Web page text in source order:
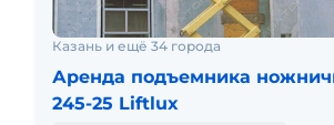
Казань и ещё 34 города
Аренда подъемника
245-25 Liftlux